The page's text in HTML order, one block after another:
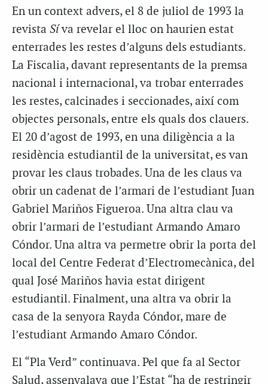
En un context advers, el 8 de juliol de 1993 la
revista Síva revelar el lloc on haurien estat
enterrades les restes d’alguns dels estudiants.
La Fiscalia, davant representants de la premsa
nacional i internacional, va trobar enterrades
les restes, calcinades i seccionades, així com
objectes personals, entre els quals dos clauers.
El 20 d’agost de 1993, en una diligència a la
residència estudiantil de la universitat, es van
provar les claus trobades. Una de les claus va
obrir un cadenat de l’armari de l’estudiant Juan
Gabriel Mariños Figueroa. Una altra clau va
obrir l’armari de l’estudiant Armando Amaro
Cóndor. Una altra va permetre obrir la porta del
local del Centre Federat d’Electromecànica, del
qual José Mariños havia estat dirigent
estudiantil. Finalment, una altra va obrir la
casa de la senyora Rayda Cóndor, mare de
l’estudiant Armando Amaro Cóndor.
El “Pla Verd” continuava. Pel que fa al Sector
Salud, assenyalava que l’Estat “ha de restringir